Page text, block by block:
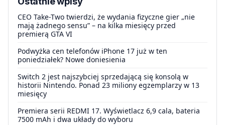
CEO Take-Two twierdzi, że wydania fizyczne gier „nie
mają żadnego sensu” – na kilka miesięcy przed
premierą GTA VI
Podwyżka cen telefonów iPhone 17 już w ten
poniedziałek? Nowe doniesienia
Switch 2 jest najszybciej sprzedającą się konsolą w
historii Nintendo. Ponad 23 miliony egzemplarzy w 13
miesięcy
Premiera serii REDMI 17. Wyświetlacz 6,9 cala, bateria
7500 mAh i dwa układy do wyboru